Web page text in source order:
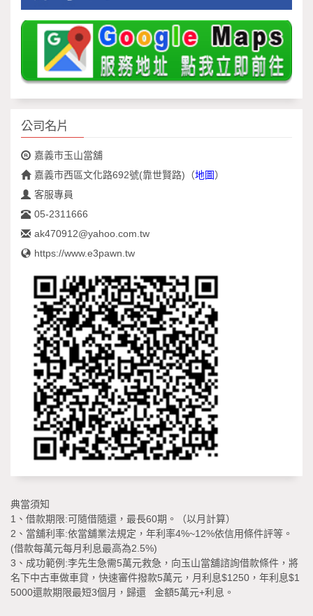
公司名片
嘉義市玉山當舖
嘉義市西區文化路692號(靠世賢路) （地圖）
客服專員
05-2311666
ak470912@yahoo.com.tw
https://www.e3pawn.tw
典當須知
1、借款期限:可隨借隨還，最長60期。（以月計算）
2、當舖利率:依當舖業法規定，年利率4%~12%依信用條件評等。
(借款每萬元每月利息最高為2.5%)
3、成功範例:李先生急需5萬元救急，向玉山當舖諮詢借款條件，將
名下中古車做車貸，快速審件撥款5萬元，月利息$1250，年利息$1
5000還款期限最短3個月，歸還 金額5萬元+利息。